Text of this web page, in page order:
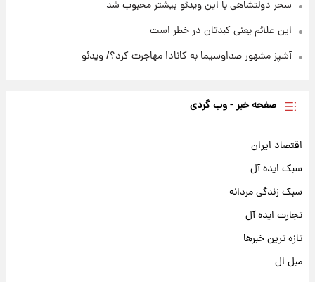
سحر دولتشاهی با این ویدئو بیشتر محبوب شد
این علائم یعنی کبدتان در خطر است
آشپز مشهور صداوسیما به کانادا مهاجرت کرد؟/ ویدئو
صفحه خبر - وب گردی
اقتصاد ایران
سبک ایده آل
سبک زندگی مردانه
تجارت ایده آل
تازه ترین خبرها
مبل ال